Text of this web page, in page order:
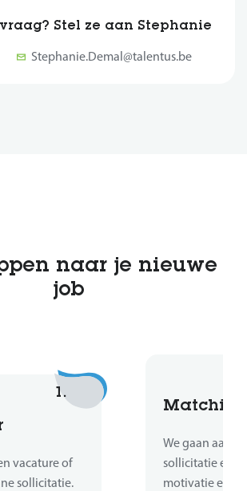
Stel ze aan Stephanie
Stephanie.Demal@talentus.be
naar je nieuwe
job
1.
vacature of
sollicitatie.
We gaan aan
sollicitatie en
motivatie en